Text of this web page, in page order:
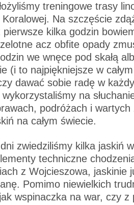
treningowe trasy
Koralowej. Na szczęście
kilka godzin
acz obfite opady
we wnęce pod skałą
(i to najpiękniejsze w
dawać sobie radę w
na
podróżach i wartych
na całym świecie.
zwiedziliśmy kilka jaskiń
techniczne
z Wojcieszowa, jaskinie
Pomimo niewielkich
wspinaczka na war, czy z